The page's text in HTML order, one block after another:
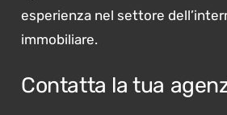
esperienza nel settore
immobiliare.
Contatta la tua